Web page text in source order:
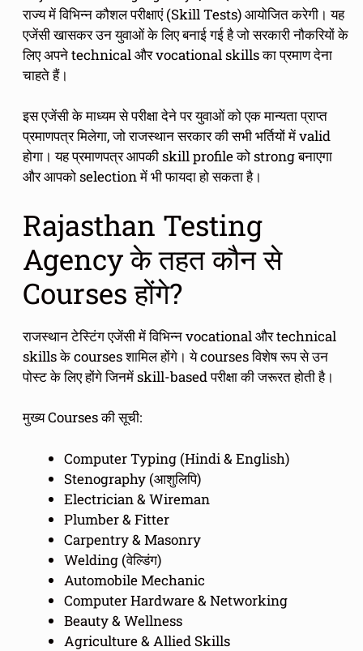
राज्य में विभिन्न कौशल परीक्षाएं (Skill Tests) आयोजित करेगी। यह
एजेंसी खासकर उन युवाओं के लिए बनाई गई है जो सरकारी नौकरियों के
लिए अपने technical और vocational skills का प्रमाण देना
चाहते हैं।
इस एजेंसी के माध्यम से परीक्षा देने पर युवाओं को एक मान्यता प्राप्त
प्रमाणपत्र मिलेगा, जो राजस्थान सरकार की सभी भर्तियों में valid
होगा। यह प्रमाणपत्र आपकी skill profile को strong बनाएगा
और आपको selection में भी फायदा हो सकता है।
Rajasthan Testing
Agency के तहत कौन से
Courses होंगे?
राजस्थान टेस्टिंग एजेंसी में विभिन्न vocational और technical
skills के courses शामिल होंगे। ये courses विशेष रूप से उन
पोस्ट के लिए होंगे जिनमें skill-based परीक्षा की जरूरत होती है।
मुख्य Courses की सूची:
Computer Typing (Hindi & English)
Stenography (आशुलिपि)
Electrician & Wireman
Plumber & Fitter
Carpentry & Masonry
Welding (वेल्डिंग)
Automobile Mechanic
Computer Hardware & Networking
Beauty & Wellness
Agriculture & Allied Skills